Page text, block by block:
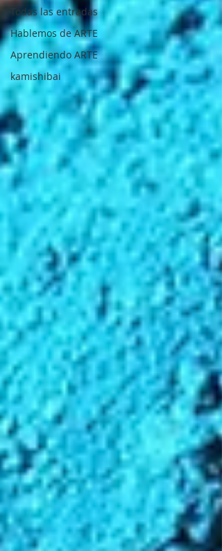
Todas las entradas
Hablemos de ARTE
Aprendiendo ARTE
kamishibai